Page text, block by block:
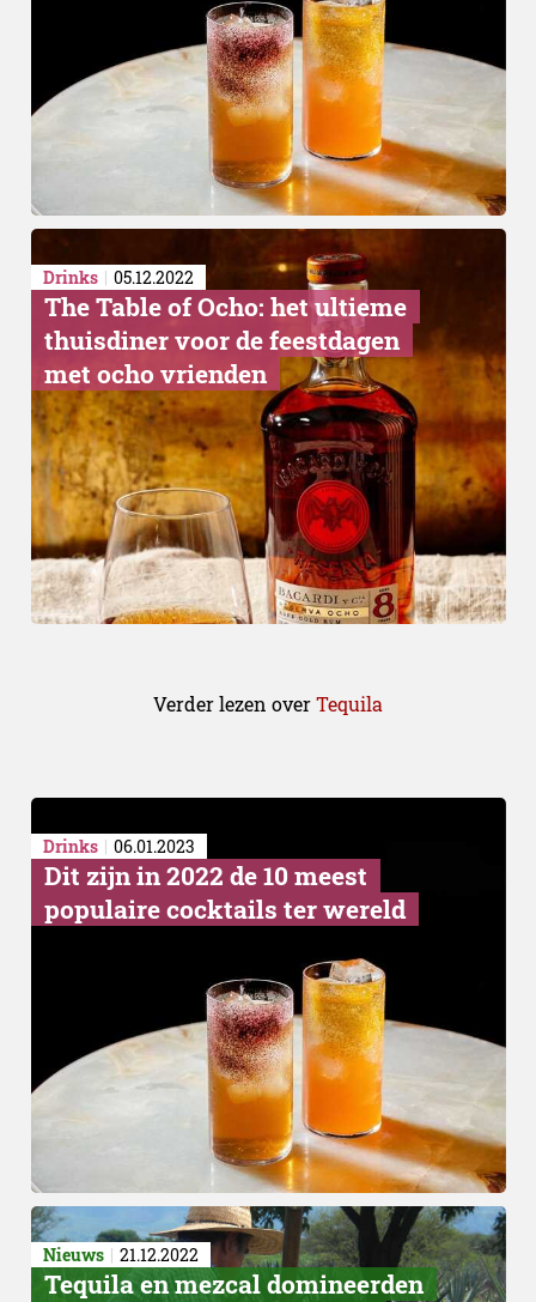
Drinks 05.12.2022
The Table of Ocho: het ultieme
thuisdiner voor de feestdagen
met ocho vrienden
Verder lezen overTequila
Drinks 06.01.2023
Dit zijn in 2022 de 10 meest
populaire cocktails ter wereld
Nieuws 21.12.2022
Tequila en mezcal domineerden